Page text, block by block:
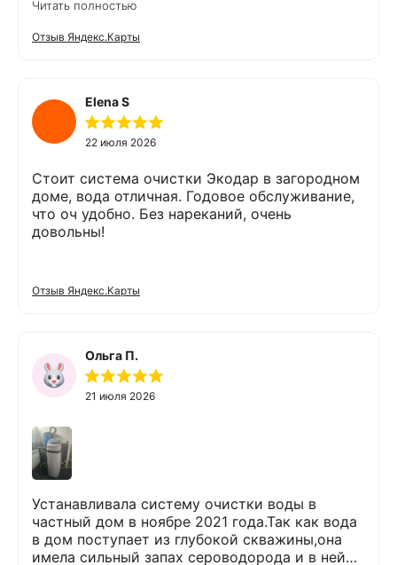
подобрать оптимальный вариант, пригласил в
офис для заключения договора. Оборудование
«Экодар компакт», которое я поставил,
существенно снизило жесткость воды,
убрало посторонние запахи. Вода стала
мягкой и приятной на вкус. Полностью
доволен сотрудничеством с Компанией
«Экодар». Рекомендую.
Читать полностью
Отзыв Яндекс.Карты
Elena S
22 июля 2026
Стоит система очистки Экодар в загородном
доме, вода отличная. Годовое обслуживание,
что оч удобно. Без нареканий, очень
довольны!
Отзыв Яндекс.Карты
Ольга П.
21 июля 2026
Устанавливала систему очистки воды в
частный дом в ноябре 2021 года.Так как вода
в дом поступает из глубокой скважины,она
имела сильный запах сероводорода и в ней